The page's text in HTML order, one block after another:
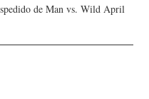
de Man vs. Wild April